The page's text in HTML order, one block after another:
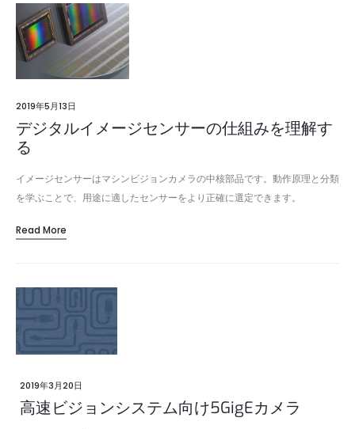
2019年5月13日
デジタルイメージセンサーの仕組みを理解す
る
イメージセンサーはマシンビジョンカメラの中核部品です。動作原理と分類
を学ぶことで、用途に適したセンサーをより正確に選定できます。
Read More
2019年3月20日
高速ビジョンシステム向け5GigEカメラ